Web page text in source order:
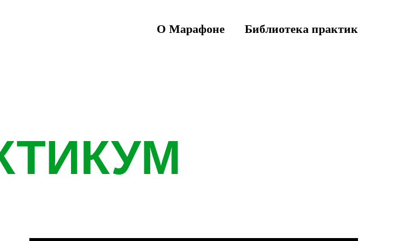
О Марафоне Библиотека практик